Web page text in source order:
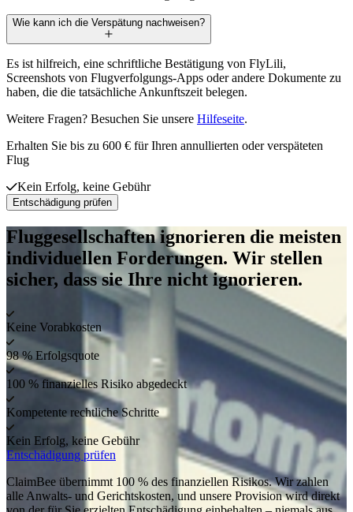
Wie kann ich die Verspätung nachweisen?
Es ist hilfreich, eine schriftliche Bestätigung von FlyLili,
Screenshots von Flugverfolgungs-Apps oder andere Dokumente zu
haben, die die tatsächliche Ankunftszeit belegen.
Weitere Fragen? Besuchen Sie unsere Hilfeseite.
Erhalten Sie bis zu 600 € für Ihren annullierten oder verspäteten
Flug
Kein Erfolg, keine Gebühr
Entschädigung prüfen
Fluggesellschaften ignorieren die meisten
individuellen Forderungen. Wir stellen
sicher, dass sie Ihre nicht ignorieren.
Keine Vorabkosten
98 % Erfolgsquote
100 % finanzielles Risiko abgedeckt
Kompetente rechtliche Schritte
Kein Erfolg, keine Gebühr
Entschädigung prüfen
ClaimBee übernimmt 100 % des finanziellen Risikos. Wir zahlen
alle Anwalts- und Gerichtskosten, und unsere Provision wird direkt